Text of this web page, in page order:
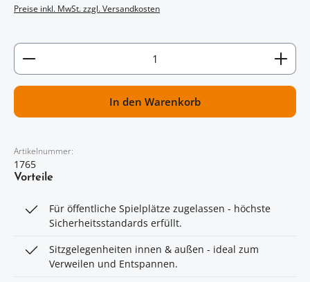
Preise inkl. MwSt. zzgl. Versandkosten
Artikel Anzahl: Gib den gewünschten Wert ein
In den Warenkorb
Artikelnummer:
1765
Vorteile
Für öffentliche Spielplätze zugelassen - höchste
Sicherheitsstandards erfüllt.
Sitzgelegenheiten innen & außen - ideal zum
Verweilen und Entspannen.